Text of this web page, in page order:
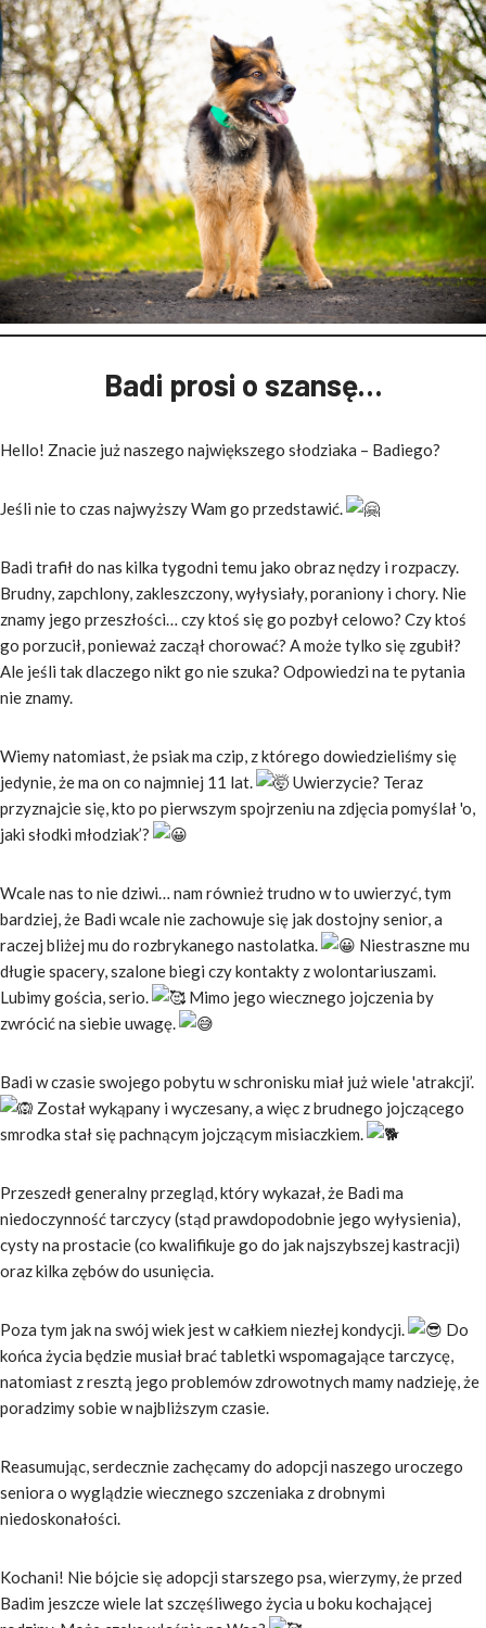
Badi prosi o szansę…
Hello! Znacie już naszego największego słodziaka – Badiego?
Jeśli nie to czas najwyższy Wam go przedstawić.
Badi trafił do nas kilka tygodni temu jako obraz nędzy i rozpaczy.
Brudny, zapchlony, zakleszczony, wyłysiały, poraniony i chory. Nie
znamy jego przeszłości… czy ktoś się go pozbył celowo? Czy ktoś
go porzucił, ponieważ zaczął chorować? A może tylko się zgubił?
Ale jeśli tak dlaczego nikt go nie szuka? Odpowiedzi na te pytania
nie znamy.
Wiemy natomiast, że psiak ma czip, z którego dowiedzieliśmy się
jedynie, że ma on co najmniej 11 lat.
Uwierzycie? Teraz
przyznajcie się, kto po pierwszym spojrzeniu na zdjęcia pomyślał 'o,
jaki słodki młodziak’?
Wcale nas to nie dziwi… nam również trudno w to uwierzyć, tym
bardziej, że Badi wcale nie zachowuje się jak dostojny senior, a
raczej bliżej mu do rozbrykanego nastolatka.
Niestraszne mu
długie spacery, szalone biegi czy kontakty z wolontariuszami.
Lubimy gościa, serio.
Mimo jego wiecznego jojczenia by
zwrócić na siebie uwagę.
Badi w czasie swojego pobytu w schronisku miał już wiele 'atrakcji’.
Został wykąpany i wyczesany, a więc z brudnego jojczącego
smrodka stał się pachnącym jojczącym misiaczkiem.
Przeszedł generalny przegląd, który wykazał, że Badi ma
niedoczynność tarczycy (stąd prawdopodobnie jego wyłysienia),
cysty na prostacie (co kwalifikuje go do jak najszybszej kastracji)
oraz kilka zębów do usunięcia.
Poza tym jak na swój wiek jest w całkiem niezłej kondycji.
Do
końca życia będzie musiał brać tabletki wspomagające tarczycę,
natomiast z resztą jego problemów zdrowotnych mamy nadzieję, że
poradzimy sobie w najbliższym czasie.
Reasumując, serdecznie zachęcamy do adopcji naszego uroczego
seniora o wyglądzie wiecznego szczeniaka z drobnymi
niedoskonałości.
Kochani! Nie bójcie się adopcji starszego psa, wierzymy, że przed
Badim jeszcze wiele lat szczęśliwego życia u boku kochającej